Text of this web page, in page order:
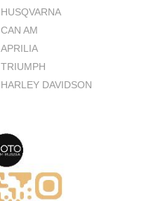
HUSQVARNA
CAN AM
APRILIA
TRIUMPH
HARLEY DAVIDSON